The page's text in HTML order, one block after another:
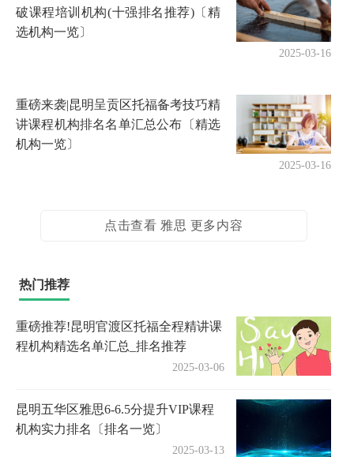
破课程培训机构(十强排名推荐)〔精
选机构一览〕
2025-03-16
重磅来袭|昆明呈贡区托福备考技巧精
讲课程机构排名名单汇总公布〔精选
机构一览〕
2025-03-16
点击查看 雅思 更多内容
热门推荐
重磅推荐!昆明官渡区托福全程精讲课
程机构精选名单汇总_排名推荐
2025-03-06
昆明五华区雅思6-6.5分提升VIP课程
机构实力排名〔排名一览〕
2025-03-13